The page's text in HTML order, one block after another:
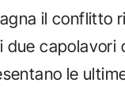
il conflitto
due capolavori
le